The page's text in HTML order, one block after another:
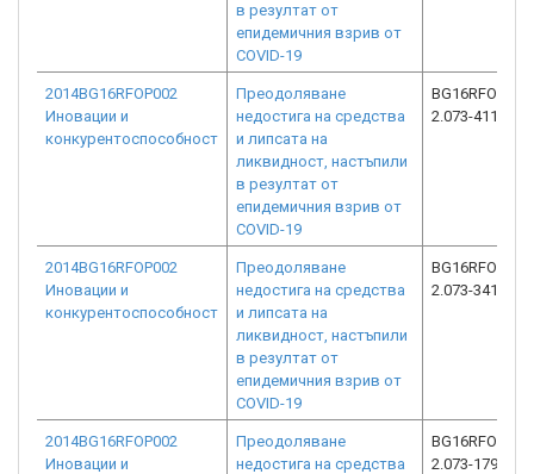
в резултат от
епидемичния взрив от
COVID-19
2014BG16RFOP002
Иновации и
конкурентоспособност
Преодоляване
недостига на средства
и липсата на
ликвидност, настъпили
в резултат от
епидемичния взрив от
COVID-19
BG16RFOP002-
2.073-4112-
2014BG16RFOP002
Иновации и
конкурентоспособност
Преодоляване
недостига на средства
и липсата на
ликвидност, настъпили
в резултат от
епидемичния взрив от
COVID-19
BG16RFOP002-
2.073-3412-
2014BG16RFOP002
Иновации и
Преодоляване
недостига на средства
BG16RFOP002-
2.073-17981-